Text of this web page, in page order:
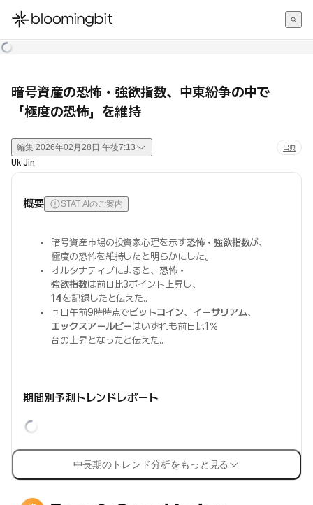
한국어
暗号資産の恐怖・強欲指数、中東紛争の中で
「極度の恐怖」を維持
編集 2026年02月28日 午後7:13 出典
Uk Jin
概要 STAT AIのご案内
暗号資産市場の投資家心理を示す恐怖・強欲指数が、
極度の恐怖を維持したと明らかにした。
オルタナティブによると、 恐怖・
強欲指数は前日比3ポイント上昇し、
14を記録したと伝えた。
同日午前9時時点でビットコイン、 イーサリアム、
エックスアールピーはいずれも前日比1％
台の上昇となったと伝えた。
期間別予測トレンドレポート
中長期のトレンド分析をもっと見る